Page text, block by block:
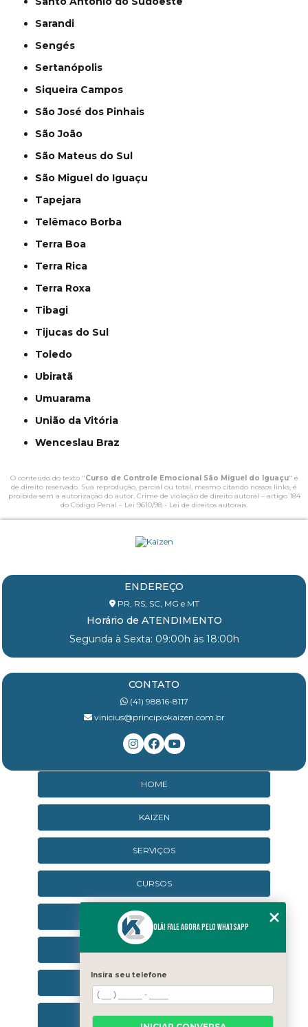
Sarandi
Sengés
Sertanópolis
Siqueira Campos
São José dos Pinhais
São João
São Mateus do Sul
São Miguel do Iguaçu
Tapejara
Telêmaco Borba
Terra Boa
Terra Rica
Terra Roxa
Tibagi
Tijucas do Sul
Toledo
Ubiratã
Umuarama
União da Vitória
Wenceslau Braz
O conteúdo do texto "Curso de Controle Emocional São Miguel do Iguaçu" é
de direito reservado. Sua reprodução, parcial ou total, mesmo citando nossos links, é
proibida sem a autorização do autor. Crime de violação de direito autoral – artigo 184
do Código Penal – Lei 9610/98 - Lei de direitos autorais.
ENDEREÇO
PR, RS, SC, MG e MT
Horário de ATENDIMENTO
Segunda à Sexta: 09:00h às 18:00h
CONTATO
(41) 98816-8117
vinicius@principiokaizen.com.br
HOME
KAIZEN
SERVIÇOS
CURSOS
CURSOS ONLINE
CONTATO
CATEGORIAS
Olá! Fale agora pelo WhatsApp
Insira seu telefone